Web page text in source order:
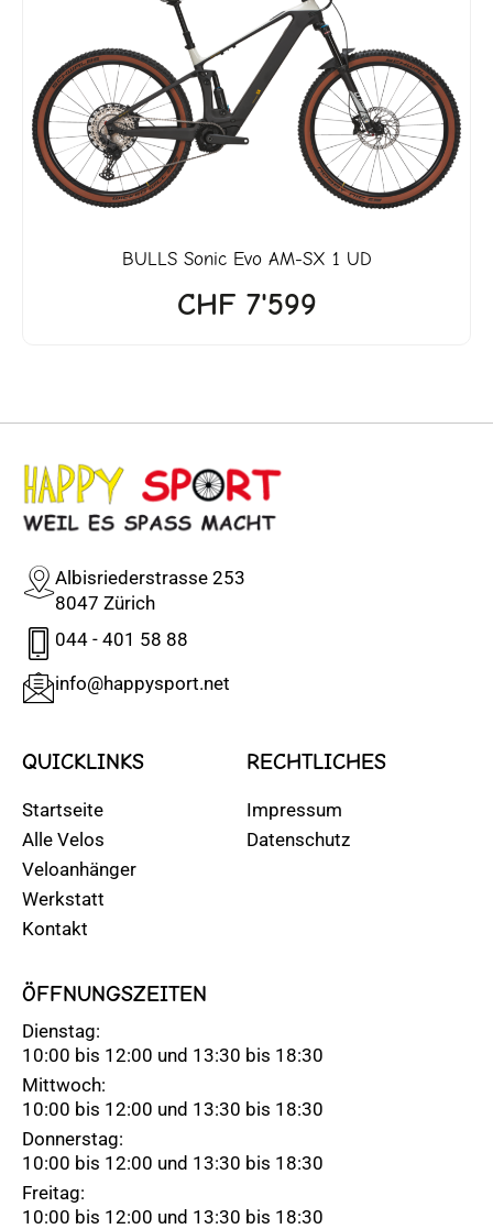
BULLSSonic Evo AM-SX 1 UD
CHF7'599
Albisriederstrasse 253
8047 Zürich
044 - 401 58 88
info@happysport.net
QUICKLINKS
Startseite
Alle Velos
Veloanhänger
Werkstatt
Kontakt
RECHTLICHES
Impressum
Datenschutz
ÖFFNUNGSZEITEN
Dienstag:
10:00 bis 12:00 und 13:30 bis 18:30
Mittwoch:
10:00 bis 12:00 und 13:30 bis 18:30
Donnerstag:
10:00 bis 12:00 und 13:30 bis 18:30
Freitag:
10:00 bis 12:00 und 13:30 bis 18:30